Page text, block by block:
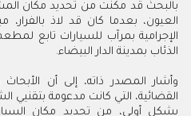
بالبحث قد مكنت من تحديد مكان
العيون، بعدما كان قد لاذ بالفرار،
الإجرامية بمرآب للسيارات تابع
الذئاب بمدينة الدار البيضاء.
وأشار المصدر ذاته، إلى أن
القضائية، التي كانت مدعومة بتقنيي
بشكل أولي، من تحديد مكان